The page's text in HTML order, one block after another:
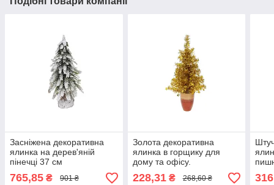
Засніжена декоративна
ялинка на дерев'яній
пінечці 37 см
765,85 ₴ 901 ₴
Золота декоративна
ялинка в горщику для
дому та офісу.
228,31₴ 268,60 ₴
для